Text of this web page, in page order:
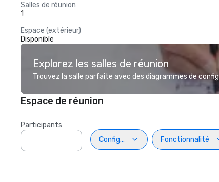
Salles de réunion
1
Espace (extérieur)
Disponible
Explorez les salles de réunion
Trouvez la salle parfaite avec des diagrammes de
Espace de réunion
Participants
Configuration
Fonctionnalité